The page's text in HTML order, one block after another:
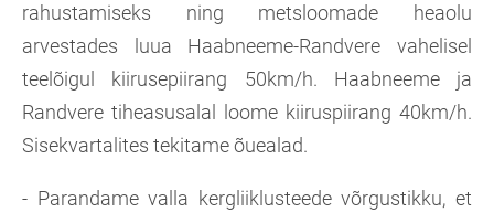
rahustamiseks ning metsloomade heaolu
arvestades luua Haabneeme-Randvere vahelisel
teelõigul kiirusepiirang 50km/h. Haabneeme ja
Randvere tiheasusalal loome kiiruspiirang 40km/h.
Sisekvartalites tekitame õuealad.
- Parandame valla kergliiklusteede võrgustikku, et